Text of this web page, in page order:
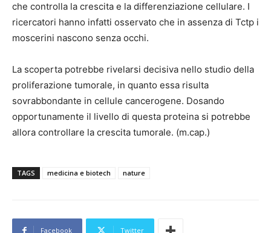
che controlla la crescita e la differenziazione cellulare. I
ricercatori hanno infatti osservato che in assenza di Tctp i
moscerini nascono senza occhi.
La scoperta potrebbe rivelarsi decisiva nello studio della
proliferazione tumorale, in quanto essa risulta
sovrabbondante in cellule cancerogene. Dosando
opportunamente il livello di questa proteina si potrebbe
allora controllare la crescita tumorale. (m.cap.)
TAGS medicina e biotech nature
Facebook Twitter